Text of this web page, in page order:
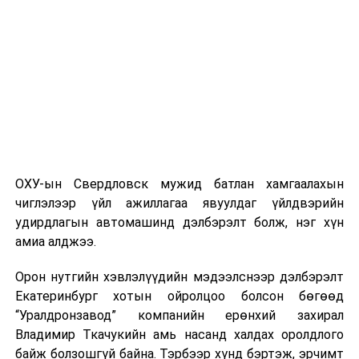
Шинэ хууль Францын зах зээлд үйлчилдэг гадаадын
дуудлагын төвүүдэд нөлөөлөхөөр байна. Тухайлбал,
Мароккогийн дуудлагын төвүүдийн орлогын 80 гаруй
хувь Францын зах зээлээс бүрддэг бөгөөд тус улсын
Мароккогийн хөдөлмөр эрхлэлтийн сайд мэдэгджээ.
ОХУ-ын Свердловск мужид батлан хамгаалахын
чиглэлээр үйл ажиллагаа явуулдаг үйлдвэрийн
удирдлагын автомашинд дэлбэрэлт болж, нэг хүн
амиа алджээ.
Орон нутгийн хэвлэлүүдийн мэдээлснээр дэлбэрэлт
Екатеринбург хотын ойролцоо болсон бөгөөд
“Уралдронзавод” компанийн ерөнхий захирал
Владимир Ткачукийн амь насанд халдах оролдлого
байж болзошгүй байна. Тэрбээр хүнд бэртэж, эрчимт